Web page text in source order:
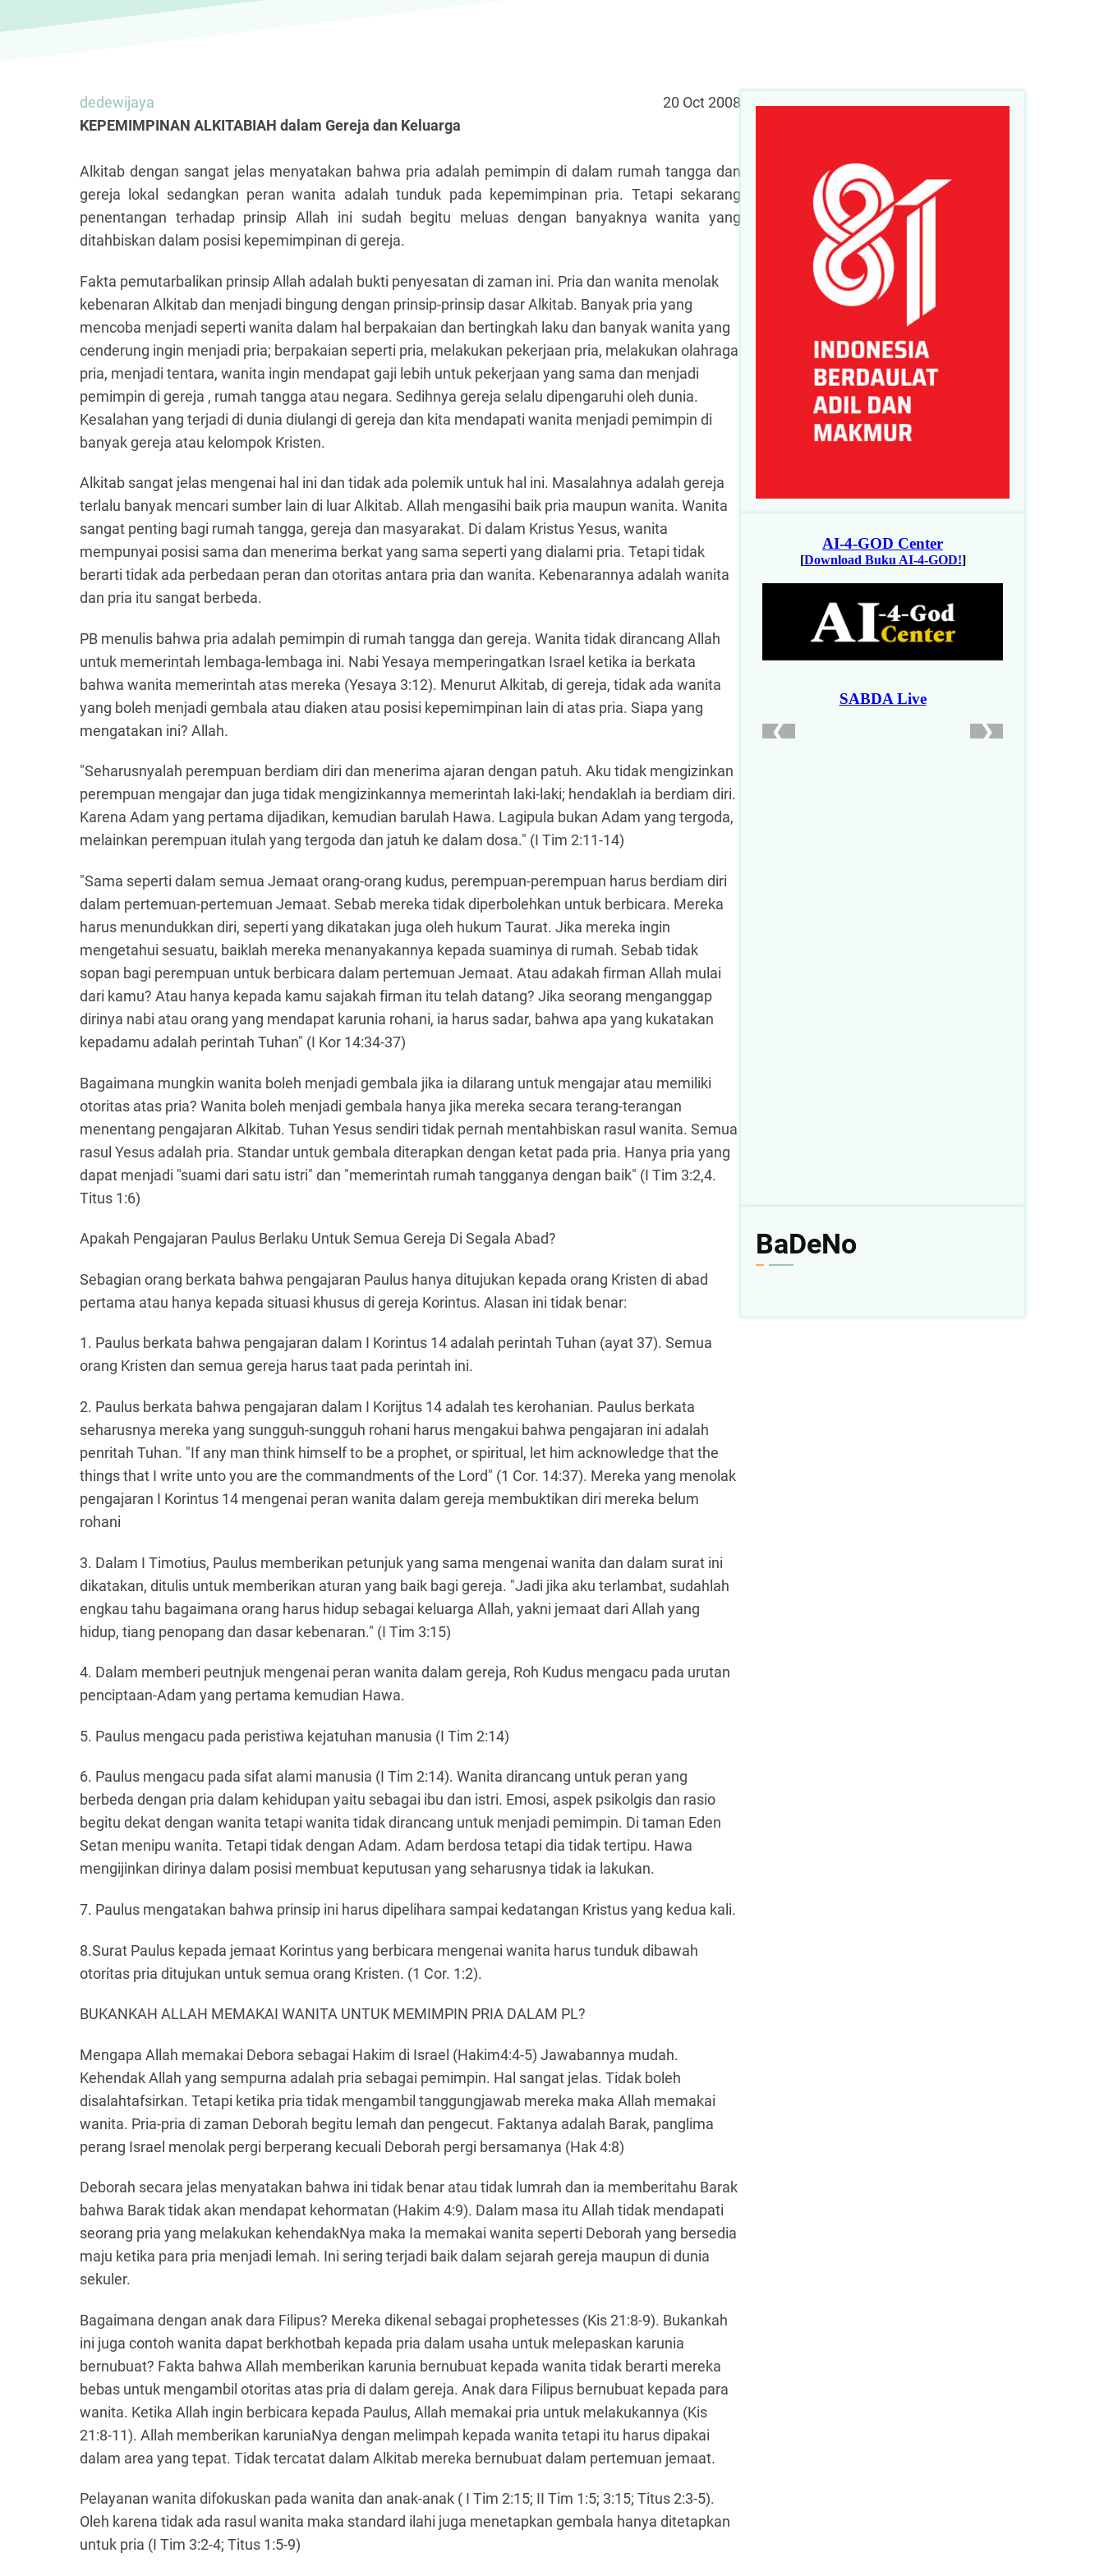
dedewijaya
20 Oct 2008
KEPEMIMPINAN ALKITABIAH dalam Gereja dan Keluarga
Alkitab dengan sangat jelas menyatakan bahwa pria adalah pemimpin di dalam rumah tangga dan
gereja lokal sedangkan peran wanita adalah tunduk pada kepemimpinan pria. Tetapi sekarang
penentangan terhadap prinsip Allah ini sudah begitu meluas dengan banyaknya wanita yang
ditahbiskan dalam posisi kepemimpinan di gereja.
Fakta pemutarbalikan prinsip Allah adalah bukti penyesatan di zaman ini. Pria dan wanita menolak
kebenaran Alkitab dan menjadi bingung dengan prinsip-prinsip dasar Alkitab. Banyak pria yang
mencoba menjadi seperti wanita dalam hal berpakaian dan bertingkah laku dan banyak wanita yang
cenderung ingin menjadi pria; berpakaian seperti pria, melakukan pekerjaan pria, melakukan olahraga
pria, menjadi tentara, wanita ingin mendapat gaji lebih untuk pekerjaan yang sama dan menjadi
pemimpin di gereja , rumah tangga atau negara. Sedihnya gereja selalu dipengaruhi oleh dunia.
Kesalahan yang terjadi di dunia diulangi di gereja dan kita mendapati wanita menjadi pemimpin di
banyak gereja atau kelompok Kristen.
Alkitab sangat jelas mengenai hal ini dan tidak ada polemik untuk hal ini. Masalahnya adalah gereja
terlalu banyak mencari sumber lain di luar Alkitab. Allah mengasihi baik pria maupun wanita. Wanita
sangat penting bagi rumah tangga, gereja dan masyarakat. Di dalam Kristus Yesus, wanita
mempunyai posisi sama dan menerima berkat yang sama seperti yang dialami pria. Tetapi tidak
berarti tidak ada perbedaan peran dan otoritas antara pria dan wanita. Kebenarannya adalah wanita
dan pria itu sangat berbeda.
PB menulis bahwa pria adalah pemimpin di rumah tangga dan gereja. Wanita tidak dirancang Allah
untuk memerintah lembaga-lembaga ini. Nabi Yesaya memperingatkan Israel ketika ia berkata
bahwa wanita memerintah atas mereka (Yesaya 3:12). Menurut Alkitab, di gereja, tidak ada wanita
yang boleh menjadi gembala atau diaken atau posisi kepemimpinan lain di atas pria. Siapa yang
mengatakan ini? Allah.
"Seharusnyalah perempuan berdiam diri dan menerima ajaran dengan patuh. Aku tidak mengizinkan
perempuan mengajar dan juga tidak mengizinkannya memerintah laki-laki; hendaklah ia berdiam diri.
Karena Adam yang pertama dijadikan, kemudian barulah Hawa. Lagipula bukan Adam yang tergoda,
melainkan perempuan itulah yang tergoda dan jatuh ke dalam dosa." (I Tim 2:11-14)
"Sama seperti dalam semua Jemaat orang-orang kudus, perempuan-perempuan harus berdiam diri
dalam pertemuan-pertemuan Jemaat. Sebab mereka tidak diperbolehkan untuk berbicara. Mereka
harus menundukkan diri, seperti yang dikatakan juga oleh hukum Taurat. Jika mereka ingin
mengetahui sesuatu, baiklah mereka menanyakannya kepada suaminya di rumah. Sebab tidak
sopan bagi perempuan untuk berbicara dalam pertemuan Jemaat. Atau adakah firman Allah mulai
dari kamu? Atau hanya kepada kamu sajakah firman itu telah datang? Jika seorang menganggap
dirinya nabi atau orang yang mendapat karunia rohani, ia harus sadar, bahwa apa yang kukatakan
kepadamu adalah perintah Tuhan" (I Kor 14:34-37)
Bagaimana mungkin wanita boleh menjadi gembala jika ia dilarang untuk mengajar atau memiliki
otoritas atas pria? Wanita boleh menjadi gembala hanya jika mereka secara terang-terangan
menentang pengajaran Alkitab. Tuhan Yesus sendiri tidak pernah mentahbiskan rasul wanita. Semua
rasul Yesus adalah pria. Standar untuk gembala diterapkan dengan ketat pada pria. Hanya pria yang
dapat menjadi "suami dari satu istri" dan "memerintah rumah tangganya dengan baik" (I Tim 3:2,4.
Titus 1:6)
Apakah Pengajaran Paulus Berlaku Untuk Semua Gereja Di Segala Abad?
Sebagian orang berkata bahwa pengajaran Paulus hanya ditujukan kepada orang Kristen di abad
pertama atau hanya kepada situasi khusus di gereja Korintus. Alasan ini tidak benar:
1. Paulus berkata bahwa pengajaran dalam I Korintus 14 adalah perintah Tuhan (ayat 37). Semua
orang Kristen dan semua gereja harus taat pada perintah ini.
2. Paulus berkata bahwa pengajaran dalam I Korijtus 14 adalah tes kerohanian. Paulus berkata
seharusnya mereka yang sungguh-sungguh rohani harus mengakui bahwa pengajaran ini adalah
penritah Tuhan. "If any man think himself to be a prophet, or spiritual, let him acknowledge that the
things that I write unto you are the commandments of the Lord" (1 Cor. 14:37). Mereka yang menolak
pengajaran I Korintus 14 mengenai peran wanita dalam gereja membuktikan diri mereka belum
rohani
3. Dalam I Timotius, Paulus memberikan petunjuk yang sama mengenai wanita dan dalam surat ini
dikatakan, ditulis untuk memberikan aturan yang baik bagi gereja. "Jadi jika aku terlambat, sudahlah
engkau tahu bagaimana orang harus hidup sebagai keluarga Allah, yakni jemaat dari Allah yang
hidup, tiang penopang dan dasar kebenaran." (I Tim 3:15)
4. Dalam memberi peutnjuk mengenai peran wanita dalam gereja, Roh Kudus mengacu pada urutan
penciptaan-Adam yang pertama kemudian Hawa.
5. Paulus mengacu pada peristiwa kejatuhan manusia (I Tim 2:14)
6. Paulus mengacu pada sifat alami manusia (I Tim 2:14). Wanita dirancang untuk peran yang
berbeda dengan pria dalam kehidupan yaitu sebagai ibu dan istri. Emosi, aspek psikolgis dan rasio
begitu dekat dengan wanita tetapi wanita tidak dirancang untuk menjadi pemimpin. Di taman Eden
Setan menipu wanita. Tetapi tidak dengan Adam. Adam berdosa tetapi dia tidak tertipu. Hawa
mengijinkan dirinya dalam posisi membuat keputusan yang seharusnya tidak ia lakukan.
7. Paulus mengatakan bahwa prinsip ini harus dipelihara sampai kedatangan Kristus yang kedua kali.
8.Surat Paulus kepada jemaat Korintus yang berbicara mengenai wanita harus tunduk dibawah
otoritas pria ditujukan untuk semua orang Kristen. (1 Cor. 1:2).
BUKANKAH ALLAH MEMAKAI WANITA UNTUK MEMIMPIN PRIA DALAM PL?
Mengapa Allah memakai Debora sebagai Hakim di Israel (Hakim4:4-5) Jawabannya mudah.
Kehendak Allah yang sempurna adalah pria sebagai pemimpin. Hal sangat jelas. Tidak boleh
disalahtafsirkan. Tetapi ketika pria tidak mengambil tanggungjawab mereka maka Allah memakai
wanita. Pria-pria di zaman Deborah begitu lemah dan pengecut. Faktanya adalah Barak, panglima
perang Israel menolak pergi berperang kecuali Deborah pergi bersamanya (Hak 4:8)
Deborah secara jelas menyatakan bahwa ini tidak benar atau tidak lumrah dan ia memberitahu Barak
bahwa Barak tidak akan mendapat kehormatan (Hakim 4:9). Dalam masa itu Allah tidak mendapati
seorang pria yang melakukan kehendakNya maka Ia memakai wanita seperti Deborah yang bersedia
maju ketika para pria menjadi lemah. Ini sering terjadi baik dalam sejarah gereja maupun di dunia
sekuler.
Bagaimana dengan anak dara Filipus? Mereka dikenal sebagai prophetesses (Kis 21:8-9). Bukankah
ini juga contoh wanita dapat berkhotbah kepada pria dalam usaha untuk melepaskan karunia
bernubuat? Fakta bahwa Allah memberikan karunia bernubuat kepada wanita tidak berarti mereka
bebas untuk mengambil otoritas atas pria di dalam gereja. Anak dara Filipus bernubuat kepada para
wanita. Ketika Allah ingin berbicara kepada Paulus, Allah memakai pria untuk melakukannya (Kis
21:8-11). Allah memberikan karuniaNya dengan melimpah kepada wanita tetapi itu harus dipakai
dalam area yang tepat. Tidak tercatat dalam Alkitab mereka bernubuat dalam pertemuan jemaat.
Pelayanan wanita difokuskan pada wanita dan anak-anak ( I Tim 2:15; II Tim 1:5; 3:15; Titus 2:3-5).
Oleh karena tidak ada rasul wanita maka standard ilahi juga menetapkan gembala hanya ditetapkan
untuk pria (I Tim 3:2-4; Titus 1:5-9)
BaDeNo